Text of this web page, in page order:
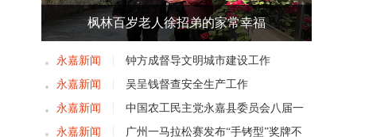
枫林百岁老人徐招弟的家常幸福
永嘉新闻
钟方成督导文明城市建设工作
永嘉新闻
吴呈钱督查安全生产工作
永嘉新闻
中国农工民主党永嘉县委员会八届一
次党员大会召开
永嘉新闻
广州一马拉松赛发布“手铐型”奖牌不